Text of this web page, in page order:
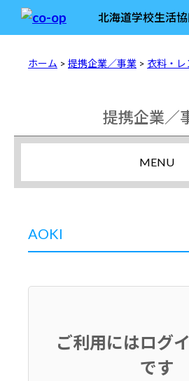
北海道学校生活
ホーム > 提携企業／事業 > 衣料・
提携企業／
AOKI
ご利用にはログ
です
MENU